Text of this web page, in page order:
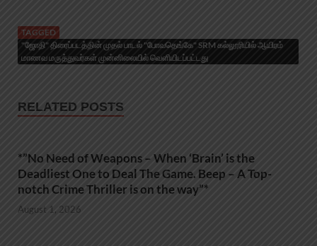
TAGGED
"ஜோதி" திரைப்படத்தின் முதல் பாடல் "போவதெங்கே" SRM கல்லூரியில் ஆயிரம்
மாணவ மருத்துவர்கள் முன்னிலையில் வெளியிடப்பட்டது
RELATED POSTS
*”No Need of Weapons – When ‘Brain’ is the
Deadliest One to Deal The Game. Beep – A Top-
notch Crime Thriller is on the way”*
August 1, 2026